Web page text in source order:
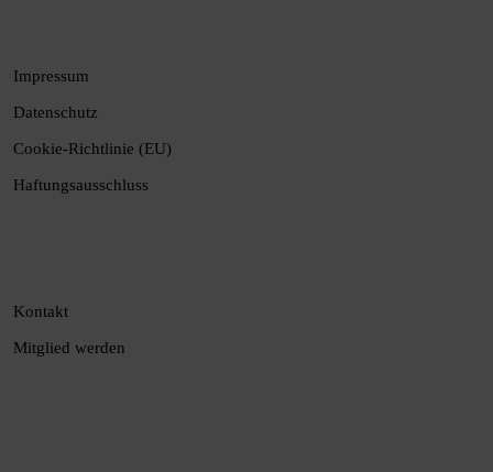
Impressum
Datenschutz
Cookie-Richtlinie (EU)
Haftungsausschluss
Kontakt
Mitglied werden